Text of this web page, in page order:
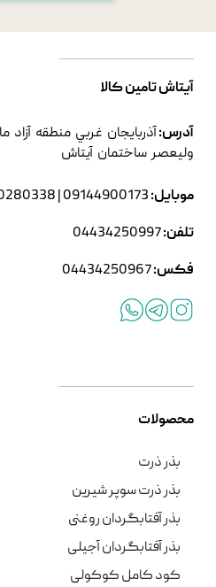
آیتاش تامین کالا
آدرس:آذربايجان غربي منطقه آزاد
وليعصر ساختمان آیتاش
موبایل:09144900173
فکس:04434250967
تلفن:04434250997
محصولات
بذر ذرت
بذر ذرت سوپر شیرین
بذر آفتابگردان روغنی
بذر آفتابگردان آجیلی
کود کامل کوکولی